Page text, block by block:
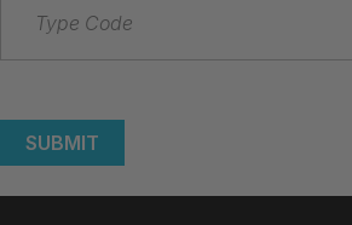
SUBMIT